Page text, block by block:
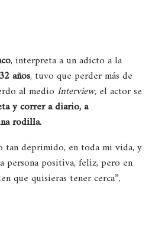
, interpreta a un adicto a la
años, tuvo que perder más de
al medio Interview, el actor se
y correr a diario, a
rodilla.
tan deprimido, en toda mi vida, y
persona positiva, feliz, pero en
que quisieras tener cerca”,